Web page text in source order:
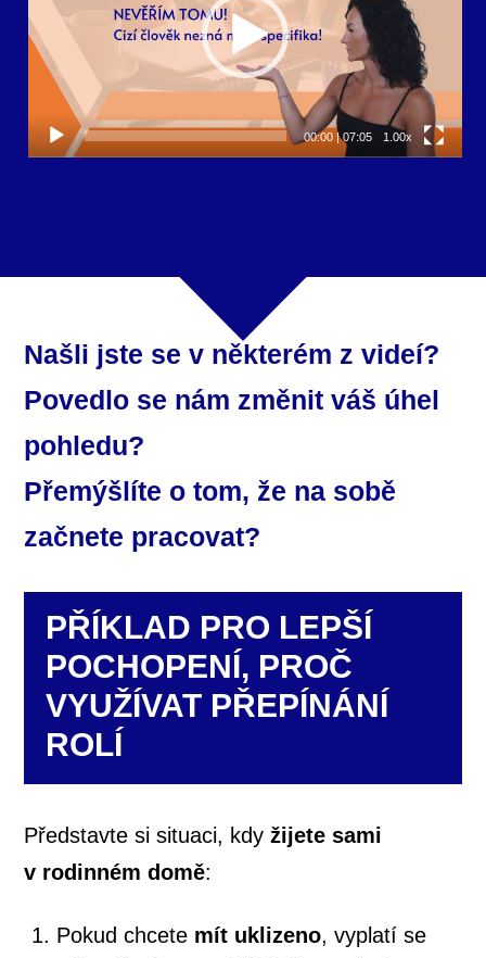
00:00|07:05 1.00x
Našli jste se v některém z videí?
Povedlo se nám změnit váš úhel
pohledu?
Přemýšlíte o tom, že na sobě
začnete pracovat?
PŘÍKLAD PRO LEPŠÍ
POCHOPENÍ, PROČ
VYUŽÍVAT PŘEPÍNÁNÍ
ROLÍ
Představte si situaci, kdyžijete sami
v rodinném domě:
Pokud chcete mít uklizeno, vyplatí se